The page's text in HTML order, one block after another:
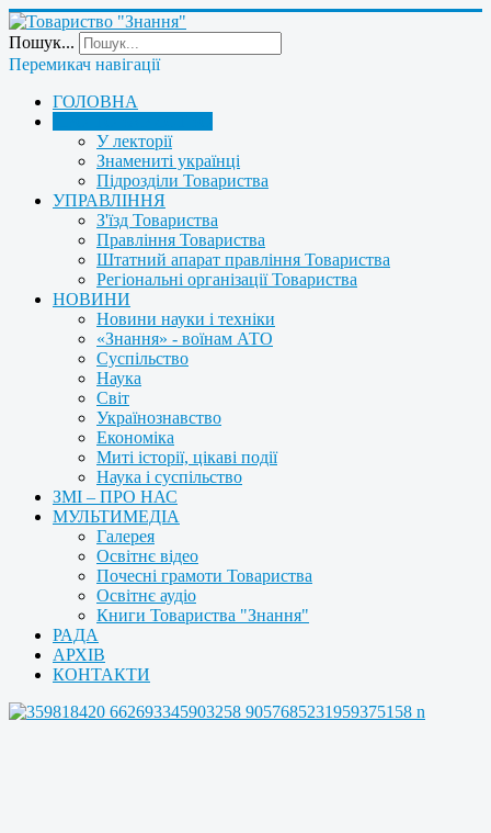
Пошук...
Перемикач навігації
ГОЛОВНА
У лекторії
Знамениті українці
Підрозділи Товариства
УПРАВЛІННЯ
З'їзд Товариства
Правління Товариства
Штатний апарат правління Товариства
Регіональні організації Товариства
НОВИНИ
Новини науки і техніки
«Знання» - воїнам АТО
Суспільство
Наука
Світ
Українознавство
Економіка
Миті історії, цікаві події
Наука і суспільство
ЗМІ – ПРО НАС
МУЛЬТИМЕДІА
Галерея
Освітнє відео
Почесні грамоти Товариства
Освітнє аудіо
Книги Товариства "Знання"
РАДА
АРХІВ
КОНТАКТИ